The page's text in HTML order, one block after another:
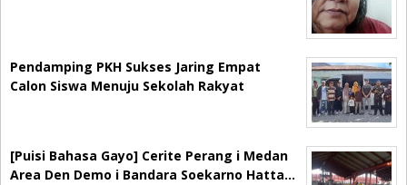
Pendamping PKH Sukses Jaring Empat
Calon Siswa Menuju Sekolah Rakyat
[Puisi Bahasa Gayo] Cerite Perang i Medan
Area Den Demo i Bandara Soekarno Hatta…